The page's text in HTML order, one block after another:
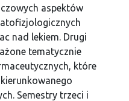
aspektów
nad lekiem. Drugi
tematycznie
które
Semestry trzeci i